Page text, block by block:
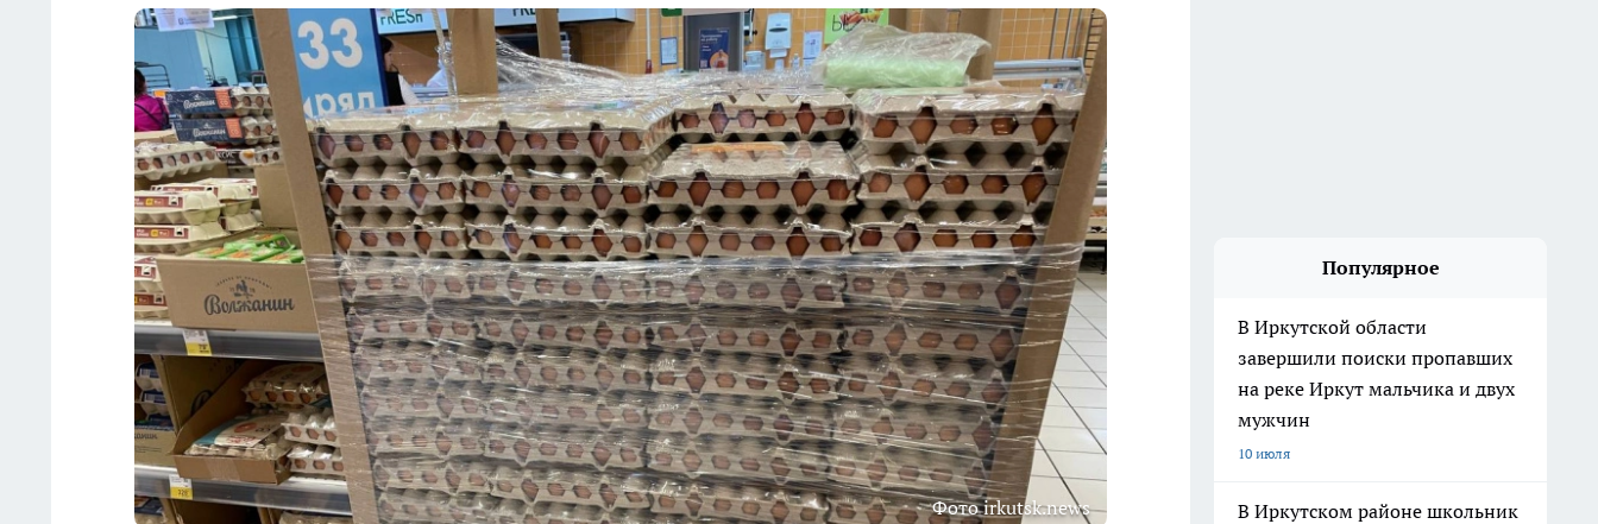
Фото irkutsk.news
Популярное
В Иркутской области
завершили поиски пропавших
на реке Иркут мальчика и двух
мужчин
10 июля
В Иркутском районе школьник